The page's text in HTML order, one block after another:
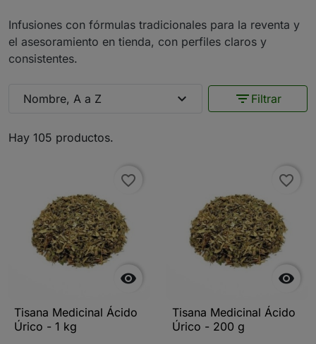
Infusiones con fórmulas tradicionales para la reventa y
el asesoramiento en tienda, con perfiles claros y
consistentes.
Hay 105 productos.
Nombre, A a Z expand_more filter_list Filtrar

favorite_border
Tisana Medicinal Ácido
Úrico - 1 kg

favorite_border
Tisana Medicinal Ácido
Úrico - 200 g